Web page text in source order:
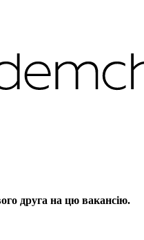
друга на цю вакансію.